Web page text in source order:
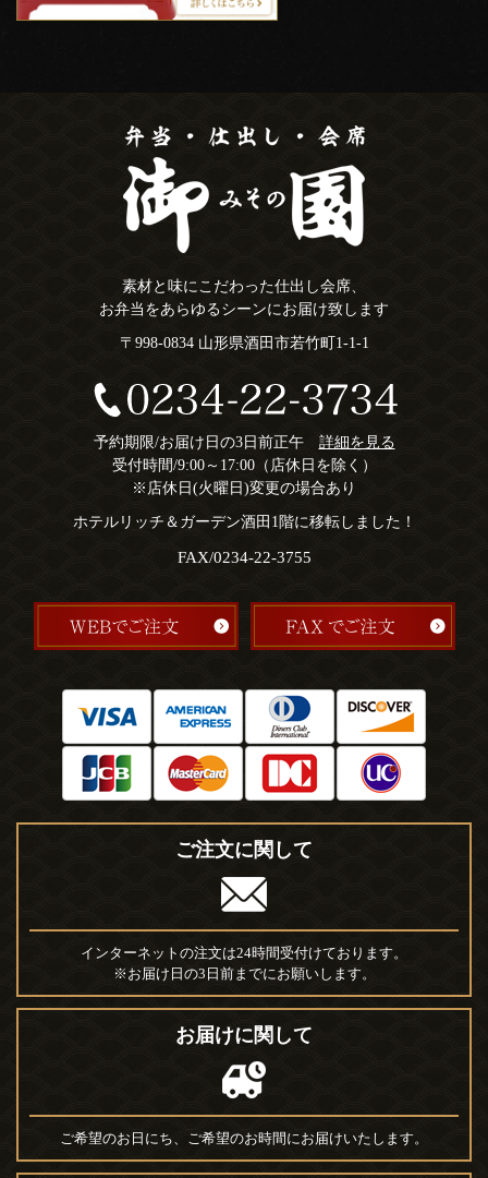
素材と味にこだわった仕出し会席、
お弁当をあらゆるシーンにお届け致します
〒998-0834 山形県酒田市若竹町1-1-1
予約期限/お届け日の3日前正午 詳細を見る
受付時間/9:00～17:00（店休日を除く）
※店休日(火曜日)変更の場合あり
ホテルリッチ＆ガーデン酒田1階に移転しました！
FAX/0234-22-3755
ご注文に関して
インターネットの注文は24時間受付けております。
※お届け日の3日前までにお願いします。
お届けに関して
ご希望のお日にち、ご希望のお時間にお届けいたします。